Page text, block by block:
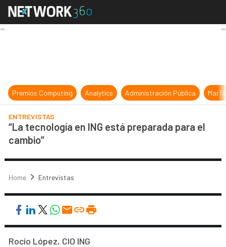
“La tecnología en ING está
Premios Computing Analytics Administración Pública
ENTREVISTAS
“La tecnología en ING está preparada para el
cambio”
Home Entrevistas
Rocío López, CIO ING